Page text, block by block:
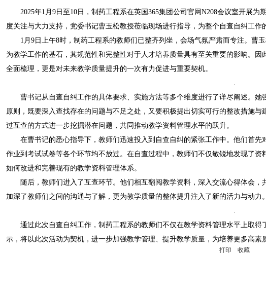
2025年1月9日至10日，制药工程系在英国365集团公司官网N208会议室开展
度关注与大力支持，党委书记曹玉松教授莅临现场进行指导，为整个自查自纠工作
1月9日上午8时，制药工程系的教师们已整齐列坐，会场气氛严肃而专注。曹
为教学工作的基石，其规范性和完整性对于人才培养质量具有至关重要的影响。
全面梳理，更是对未来教学质量提升的一次有力促进与重要契机。
曹书记从自查自纠工作的具体要求、实施方法等多个维度进行了详尽阐述。
原则，既要深入查找存在的问题与不足之处，又要积极提出切实可行的整改措施
过互查的方式进一步挖掘潜在问题，共同推动教学资料管理水平的跃升。
在曹书记的悉心指导下，教师们迅速投入到自查自纠的紧张工作中。他们首
作业到考试试卷等各个环节均不放过。在自查过程中，教师们不仅敏锐地发现了
如何改进和完善现有的教学资料管理体系。
随后，教师们进入了互查环节。他们相互翻阅教学资料，深入交流心得体会
加深了教师们之间的沟通与了解，更为教学质量的整体提升注入了新的活力与动力。
通过此次自查自纠工作，制药工程系的教师们不仅在教学资料管理水平上取
示，将以此次活动为契机，进一步加强教学管理、提升教学质量，为培养更多高素
打印
收藏